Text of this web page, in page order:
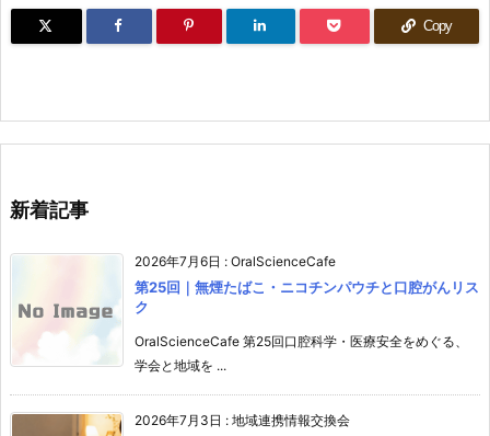
Copy
新着記事
2026年7月6日 : OralScienceCafe
第25回｜無煙たばこ・ニコチンパウチと口腔がんリス
ク
OralScienceCafe 第25回口腔科学・医療安全をめぐる、
学会と地域を ...
2026年7月3日 : 地域連携情報交換会